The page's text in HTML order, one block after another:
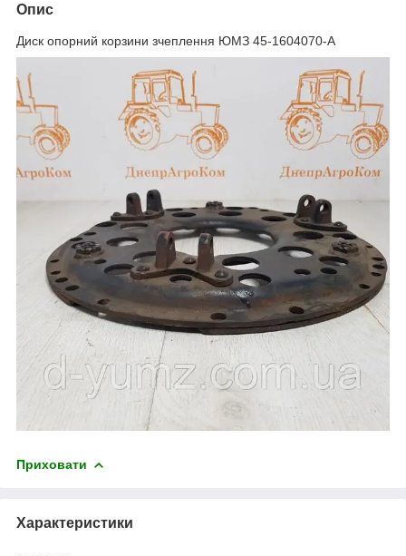
Опис
Диск опорний корзини зчеплення ЮМЗ 45-1604070-А
Приховати
Характеристики